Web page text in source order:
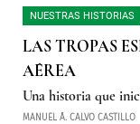
NUESTRAS HISTORIAS
LAS TROPAS
AÉREA
Una historia que
MANUEL Á. CALVO CASTILLO